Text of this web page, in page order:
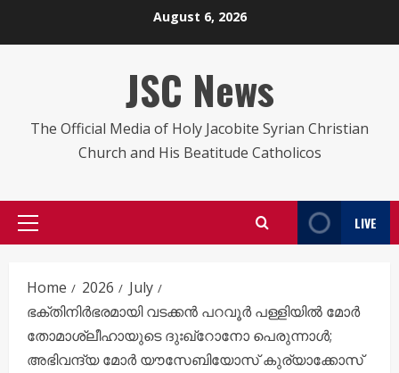
August 6, 2026
JSC News
The Official Media of Holy Jacobite Syrian Christian
Church and His Beatitude Catholicos
Primary
LIVE
Home 2026
July
ഭക്തിനിർഭരമായി വടക്കൻ പറവൂർ പള്ളിയിൽ മോർ
തോമാശ്ലീഹായുടെ ദുഃഖ്റോനോ പെരുന്നാൾ;
അഭിവന്ദ്യ മോർ യൗസേബിയോസ് കുര്യാക്കോസ്